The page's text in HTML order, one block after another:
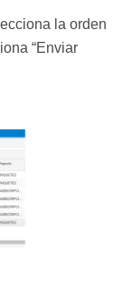
la orden
“Enviar